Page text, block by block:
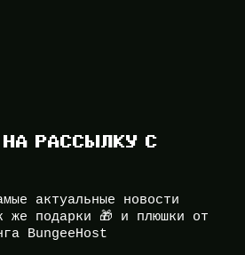
РАССЫЛКУ С
актуальные новости
же подарки 🎁 и плюшки от
BungeeHost